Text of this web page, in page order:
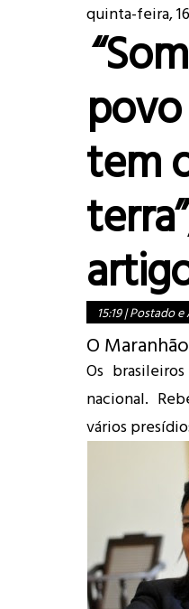
quinta-feira,
tem
15:19|Postado e
O
Os
nacional.
vários